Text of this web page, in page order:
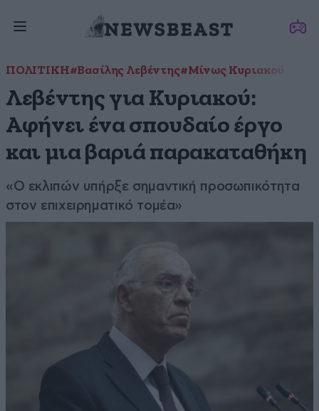
ΠΟΛΙΤΙΚΗ#Βασίλης Λεβέντης#Μίνως Κυριακού
Λεβέντης για Κυριακού:
Αφήνει ένα σπουδαίο έργο
και μια βαριά παρακαταθήκη
«Ο εκλιπών υπήρξε σημαντική προσωπικότητα
στον επιχειρηματικό τομέα»